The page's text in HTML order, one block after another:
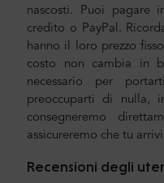
nascosti. Puoi pagare
credito o PayPal.
hanno il loro prezzo
costo non cambia in
necessario per
preoccuparti di nulla,
consegneremo
assicureremo che tu
Recensioni degli